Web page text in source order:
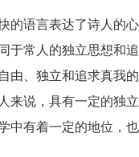
的语言表达了诗人的
于常人的独立思想和追
由、独立和追求真我
来说，具有一定的独
中有着一定的地位，